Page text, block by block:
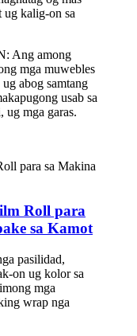
ug kalig-on sa
Ang among
mga muwebles
abog samtang
usab sa
ug mga garas.
Roll para
sa Kamot
pasilidad,
on ug kolor sa
mga
wrap nga